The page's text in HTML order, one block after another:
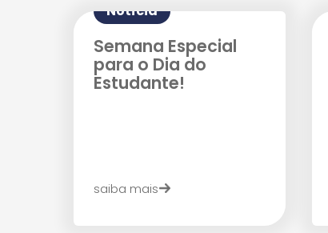
Notícia
Semana Especial
para o Dia do
Estudante!
saiba mais